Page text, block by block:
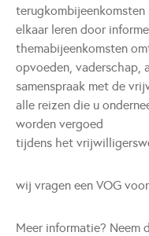
elkaar leren door
themabijeenkomsten
opvoeden, vaderschap,
samenspraak met de
alle reizen die u
worden vergoed
tijdens het
wij vragen een VOG
Meer informatie? Neem